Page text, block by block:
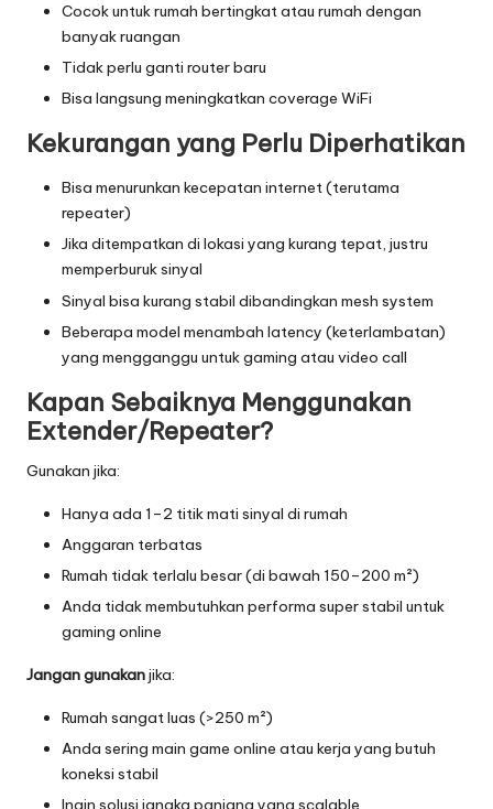
Cocok untuk rumah bertingkat atau rumah dengan
banyak ruangan
Tidak perlu ganti router baru
Bisa langsung meningkatkan coverage WiFi
Kekurangan yang Perlu Diperhatikan
Bisa menurunkan kecepatan internet (terutama
repeater)
Jika ditempatkan di lokasi yang kurang tepat, justru
memperburuk sinyal
Sinyal bisa kurang stabil dibandingkan mesh system
Beberapa model menambah latency (keterlambatan)
yang mengganggu untuk gaming atau video call
Kapan Sebaiknya Menggunakan
Extender/Repeater?
Gunakan jika:
Hanya ada 1–2 titik mati sinyal di rumah
Anggaran terbatas
Rumah tidak terlalu besar (di bawah 150–200 m²)
Anda tidak membutuhkan performa super stabil untuk
gaming online
Jangan gunakanjika:
Rumah sangat luas (>250 m²)
Anda sering main game online atau kerja yang butuh
koneksi stabil
Ingin solusi jangka panjang yang scalable